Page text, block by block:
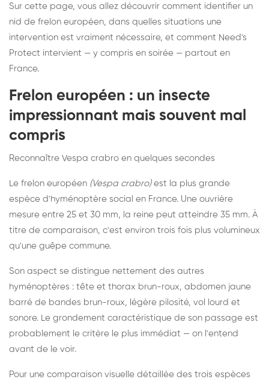
Sur cette page, vous allez découvrir comment identifier un
nid de frelon européen, dans quelles situations une
intervention est vraiment nécessaire, et comment Need's
Protect intervient — y compris en soirée — partout en
France.
Frelon européen : un insecte
impressionnant mais souvent mal
compris
Reconnaître Vespa crabro en quelques secondes
Le frelon européen (Vespa crabro)est la plus grande
espèce d'hyménoptère social en France. Une ouvrière
mesure entre 25 et 30 mm, la reine peut atteindre 35 mm. À
titre de comparaison, c'est environ trois fois plus volumineux
qu'une guêpe commune.
Son aspect se distingue nettement des autres
hyménoptères : tête et thorax brun-roux, abdomen jaune
barré de bandes brun-roux, légère pilosité, vol lourd et
sonore. Le grondement caractéristique de son passage est
probablement le critère le plus immédiat — on l'entend
avant de le voir.
Pour une comparaison visuelle détaillée des trois espèces